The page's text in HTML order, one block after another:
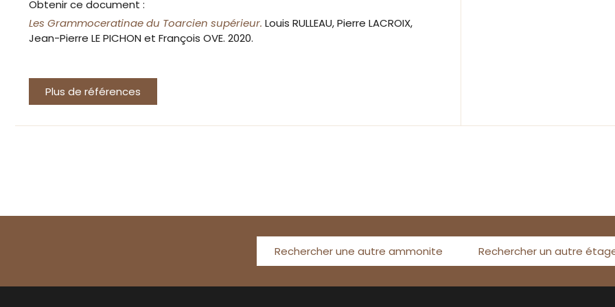
Obtenir ce document :
Les Grammoceratinae du Toarcien supérieur. Louis RULLEAU, Pierre LACROIX,
Jean-Pierre LE PICHON et François OVE. 2020.
Plus de références
Rechercher une autre ammonite Rechercher un autre